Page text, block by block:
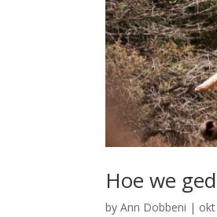
Hoe we
byAnn Dobbeni |